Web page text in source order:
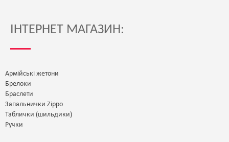
ІНТЕРНЕТ МАГАЗИН:
Армійські жетони
Брелоки
Браслети
Запальнички Zippo
Таблички (шильдики)
Ручки